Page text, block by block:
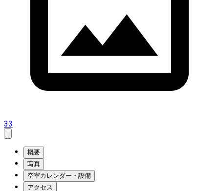
33
概要
写真
空室カレンダー・設備
アクセス